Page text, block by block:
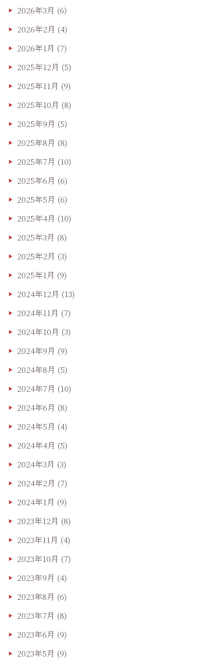
2026年3月 (6)
2026年2月 (4)
2026年1月 (7)
2025年12月 (5)
2025年11月 (9)
2025年10月 (8)
2025年9月 (5)
2025年8月 (8)
2025年7月 (10)
2025年6月 (6)
2025年5月 (6)
2025年4月 (10)
2025年3月 (8)
2025年2月 (3)
2025年1月 (9)
2024年12月 (13)
2024年11月 (7)
2024年10月 (3)
2024年9月 (9)
2024年8月 (5)
2024年7月 (10)
2024年6月 (8)
2024年5月 (4)
2024年4月 (5)
2024年3月 (3)
2024年2月 (7)
2024年1月 (9)
2023年12月 (8)
2023年11月 (4)
2023年10月 (7)
2023年9月 (4)
2023年8月 (6)
2023年7月 (8)
2023年6月 (9)
2023年5月 (9)